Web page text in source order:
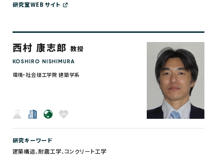
研究室WEBサイト
西村 康志郎 教授
KOSHIRO NISHIMURA
環境・社会理工学院 建築学系
研究キーワード
建築構造、耐震工学、コンクリート工学